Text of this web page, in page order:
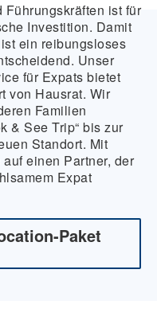
ist für
Investition. Damit
ein reibungsloses
Unser
für Expats bietet
von Hausrat. Wir
Familien
& See Trip“ bis zur
Standort. Mit
einen Partner, der
Expat
Paket